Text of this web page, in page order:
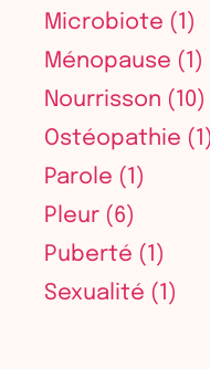
Microbiote (1)
Ménopause (1)
Nourrisson (10)
Ostéopathie (1)
Parole (1)
Pleur (6)
Puberté (1)
Sexualité (1)